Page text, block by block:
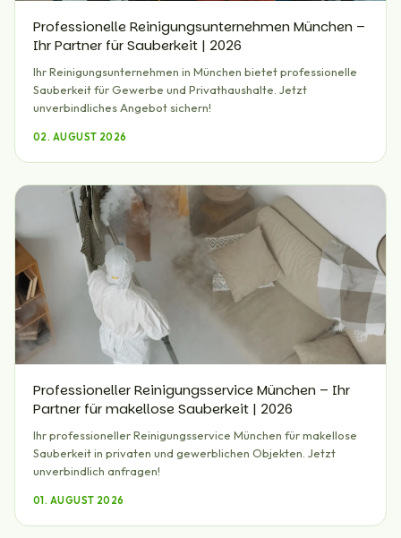
Professionelle Reinigungsunternehmen München –
Ihr Partner für Sauberkeit | 2026
Ihr Reinigungsunternehmen in München bietet professionelle
Sauberkeit für Gewerbe und Privathaushalte. Jetzt
unverbindliches Angebot sichern!
02. AUGUST 2026
Professioneller Reinigungsservice München – Ihr
Partner für makellose Sauberkeit | 2026
Ihr professioneller Reinigungsservice München für makellose
Sauberkeit in privaten und gewerblichen Objekten. Jetzt
unverbindlich anfragen!
01. AUGUST 2026